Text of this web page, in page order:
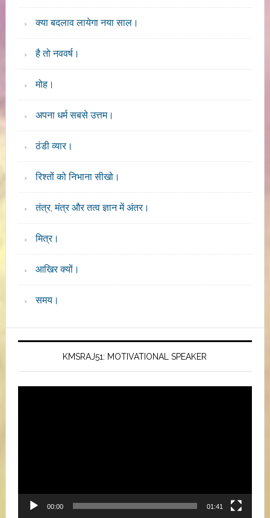
क्या बदलाव लायेगा नया साल।
है तो नववर्ष।
मोह।
अपना धर्म सबसे उत्तम।
ठंडी व्यार।
रिश्तों को निभाना सीखो।
तंत्र, मंत्र और तत्व ज्ञान में अंतर।
मित्र।
आखिर क्यों।
समय।
KMSRAJ51: MOTIVATIONAL SPEAKER
00:00 01:41